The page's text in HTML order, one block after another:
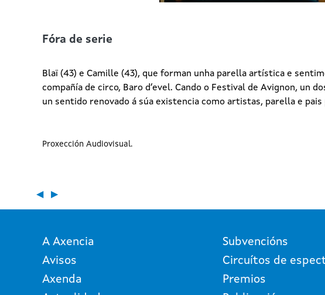
Fóra de serie
Blaï (43) e Camille (43), que forman unha parella artística e
compañía de circo, Baro d’evel. Cando o Festival de Avignon, un
un sentido renovado á súa existencia como artistas, parella e
Proxección Audiovisual
◀ ▶
A Axencia
Avisos
Axenda
Subvencións
Circuítos de
Premios